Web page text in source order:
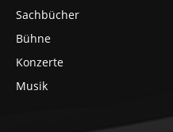
Sachbücher
Bühne
Konzerte
Musik